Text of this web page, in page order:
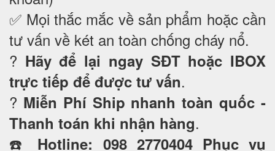
✅ Mọi thắc mắc về sản phẩm hoặc cần
tư vấn về két an toàn chống cháy nổ.
? Hãy để lại ngay SĐT hoặc IBOX
trực tiếp để được tư vấn.
? Miễn Phí Ship nhanh toàn quốc -
Thanh toán khi nhận hàng.
☎️ Hotline: 098 2770404 Phục vụ